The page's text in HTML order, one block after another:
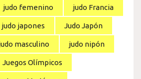
judo femenino judo Francia
judo japones Judo Japón
masculino judo nipón
Juegos Olímpicos